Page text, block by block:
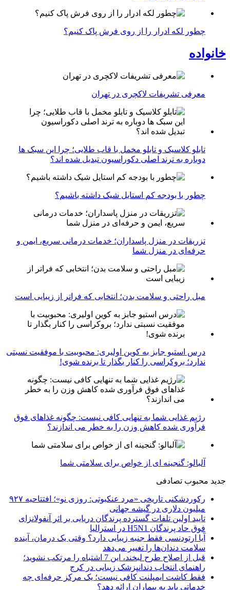
چطور لکه ادرار را از روی فرش پاک کنیم؟
خانواده
معرفی تشریفات لاکچری در تهران
تابلو کلاسیک و تابلو مخمل با قاب طلایی؛ چرا این سبک ها
دوباره به ترند اصلی دکوراسیون تبدیل شده اند؟
چطور با بودجه کم استایل شیک داشته باشیم؟
تزریقات در منزل پاسداران؛ خدمات درمانی سریع، ایمن و
حرفه‌ای در منزل شما
مبل راحتی و سلامت بدن؛ انتخابی که فراتر از زیبایی است
درس استیو جابز به کوین اولیری: محبوبیت با موفقیت نسبتی
ندارد؛ بروکراسی را کنار بگذار تا برنده شوی!
رژیم غذایی شما به تنهایی کافی نیست: چگونه غذاهای فوق
فرآوری شده کاهش وزن را به خطر می اندازند؟
آلبالو: گنجینه ای از خواص برای سلامتی شما
جدید محبوب تصادفی
رکوردشکنی تاریخی «مرد عنکبوتی: روزی نو»؛ افتتاحیه ۹۲۷
میلیون دلاری در گیشه جهانی
تایید اولین تلفات گسترده پرندگان دریایی بر اثر آنفولانزای
فوق حاد پرندگان H5N1 در استرالیا
آیا ارتودنسی فقط جنبه زیبایی دارد؟ وقتی یک درمان، آینده
سلامت دندان‌ها را تغییر می‌دهد
قبل از اصلاح طرح لبخند، این 7 اشتباه را مرتکب نشوید؛
راهنمای انتخاب دندانپزشک زیبایی در کرج
فقط کاشت ایمپلنت کافی نیست؛ یک مرکز حرفه‌ای چه
خدماتی باید به بیماران ارائه دهد؟